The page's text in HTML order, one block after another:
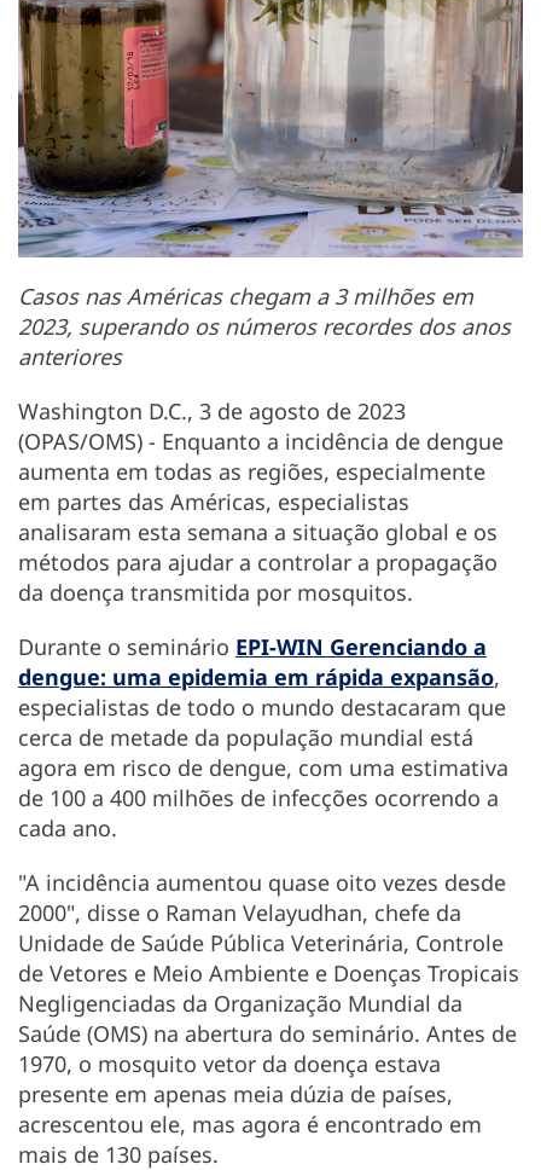
Casos nas Américas chegam a 3 milhões em
2023, superando os números recordes dos anos
anteriores
Washington D.C., 3 de agosto de 2023
(OPAS/OMS) - Enquanto a incidência de dengue
aumenta em todas as regiões, especialmente
em partes das Américas, especialistas
analisaram esta semana a situação global e os
métodos para ajudar a controlar a propagação
da doença transmitida por mosquitos.
Durante o seminário EPI-WIN Gerenciando a
dengue: uma epidemia em rápida expansão,
especialistas de todo o mundo destacaram que
cerca de metade da população mundial está
agora em risco de dengue, com uma estimativa
de 100 a 400 milhões de infecções ocorrendo a
cada ano.
"A incidência aumentou quase oito vezes desde
2000", disse o Raman Velayudhan, chefe da
Unidade de Saúde Pública Veterinária, Controle
de Vetores e Meio Ambiente e Doenças Tropicais
Negligenciadas da Organização Mundial da
Saúde (OMS) na abertura do seminário. Antes de
1970, o mosquito vetor da doença estava
presente em apenas meia dúzia de países,
acrescentou ele, mas agora é encontrado em
mais de 130 países.